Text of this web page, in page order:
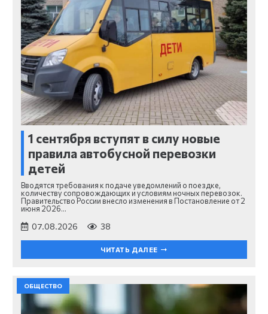
1 сентября вступят в силу новые
правила автобусной перевозки
детей
Вводятся требования к подаче уведомлений о поездке,
количеству сопровождающих и условиям ночных перевозок.
Правительство России внесло изменения в Постановление от 2
июня 2026…
07.08.2026 38
ЧИТАТЬ ДАЛЕЕ
ОБЩЕСТВО